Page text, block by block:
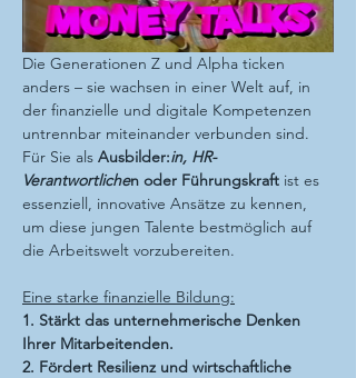
Die Generationen Z und Alpha ticken
anders – sie wachsen in einer Welt auf, in
der finanzielle und digitale Kompetenzen
untrennbar miteinander verbunden sind.
Für Sie als Ausbilder:in, HR-
Verantwortlichen oder Führungskraft ist es
essenziell, innovative Ansätze zu kennen,
um diese jungen Talente bestmöglich auf
die Arbeitswelt vorzubereiten.
Eine starke finanzielle Bildung:
1. Stärkt das unternehmerische Denken
Ihrer Mitarbeitenden.
2. Fördert Resilienz und wirtschaftliche